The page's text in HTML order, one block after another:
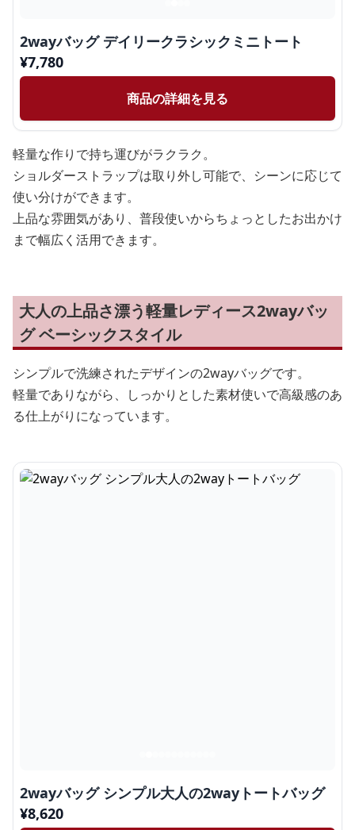
2wayバッグ デイリークラシックミニトート
¥7,780
商品の詳細を見る
軽量な作りで持ち運びがラクラク。
ショルダーストラップは取り外し可能で、シーンに応じて
使い分けができます。
上品な雰囲気があり、普段使いからちょっとしたお出かけ
まで幅広く活用できます。
大人の上品さ漂う軽量レディース2wayバッ
グ ベーシックスタイル
シンプルで洗練されたデザインの2wayバッグです。
軽量でありながら、しっかりとした素材使いで高級感のあ
る仕上がりになっています。
2wayバッグ シンプル大人の2wayトートバッグ
¥8,620